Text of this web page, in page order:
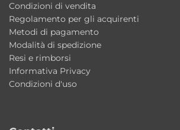
comfort, relax e prestazioni
circuito Whirlpool, l’ampia
il design firmato Alessandro
rendono una delle soluzioni
esclusive della collezione Colacril.
Condizioni di vendita
Regolamento per gli acquirenti
Metodi di pagamento
Modalità di spedizione
Resi e rimborsi
Informativa Privacy
Condizioni d'uso